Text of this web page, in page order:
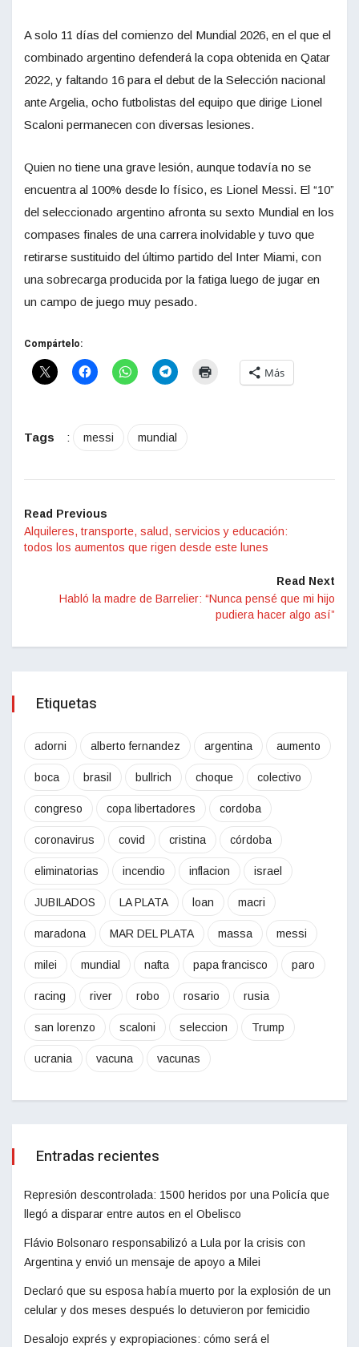
A solo 11 días del comienzo del Mundial 2026, en el que el
combinado argentino defenderá la copa obtenida en Qatar
2022, y faltando 16 para el debut de la Selección nacional
ante Argelia, ocho futbolistas del equipo que dirige Lionel
Scaloni permanecen con diversas lesiones.
Quien no tiene una grave lesión, aunque todavía no se
encuentra al 100% desde lo físico, es Lionel Messi. El “10”
del seleccionado argentino afronta su sexto Mundial en los
compases finales de una carrera inolvidable y tuvo que
retirarse sustituido del último partido del Inter Miami, con
una sobrecarga producida por la fatiga luego de jugar en
un campo de juego muy pesado.
Compártelo:
Más
Tags : messi mundial
Read Previous
Alquileres, transporte, salud, servicios y educación:
todos los aumentos que rigen desde este lunes
Read Next
Habló la madre de Barrelier: “Nunca pensé que mi hijo
pudiera hacer algo así”
Etiquetas
adorni alberto fernandez argentina aumento
boca brasil bullrich choque colectivo
congreso copa libertadores cordoba
coronavirus covid cristina córdoba
eliminatorias incendio inflacion israel
JUBILADOS LA PLATA loan macri
maradona MAR DEL PLATA massa messi
milei mundial nafta papa francisco paro
racing river robo rosario rusia
san lorenzo scaloni seleccion Trump
ucrania vacuna vacunas
Entradas recientes
Represión descontrolada: 1500 heridos por una Policía que
llegó a disparar entre autos en el Obelisco
Flávio Bolsonaro responsabilizó a Lula por la crisis con
Argentina y envió un mensaje de apoyo a Milei
Declaró que su esposa había muerto por la explosión de un
celular y dos meses después lo detuvieron por femicidio
Desalojo exprés y expropiaciones: cómo será el